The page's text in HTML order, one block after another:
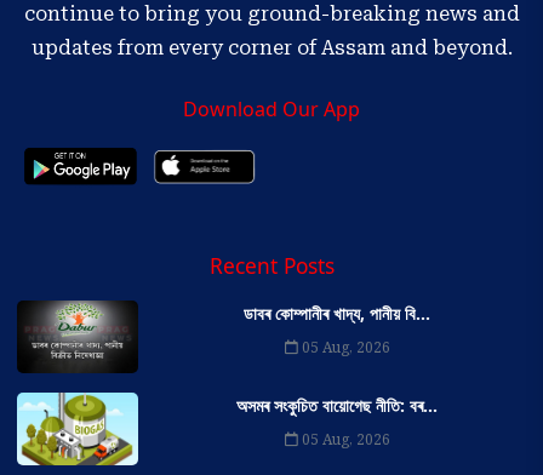
continue to bring you ground-breaking news and
updates from every corner of Assam and beyond.
Download Our App
Recent Posts
ডাবৰ কোম্পানীৰ খাদ্য, পানীয় বি...
05 Aug, 2026
অসমৰ সংকুচিত বায়োগেছ নীতি: বৰ...
05 Aug, 2026